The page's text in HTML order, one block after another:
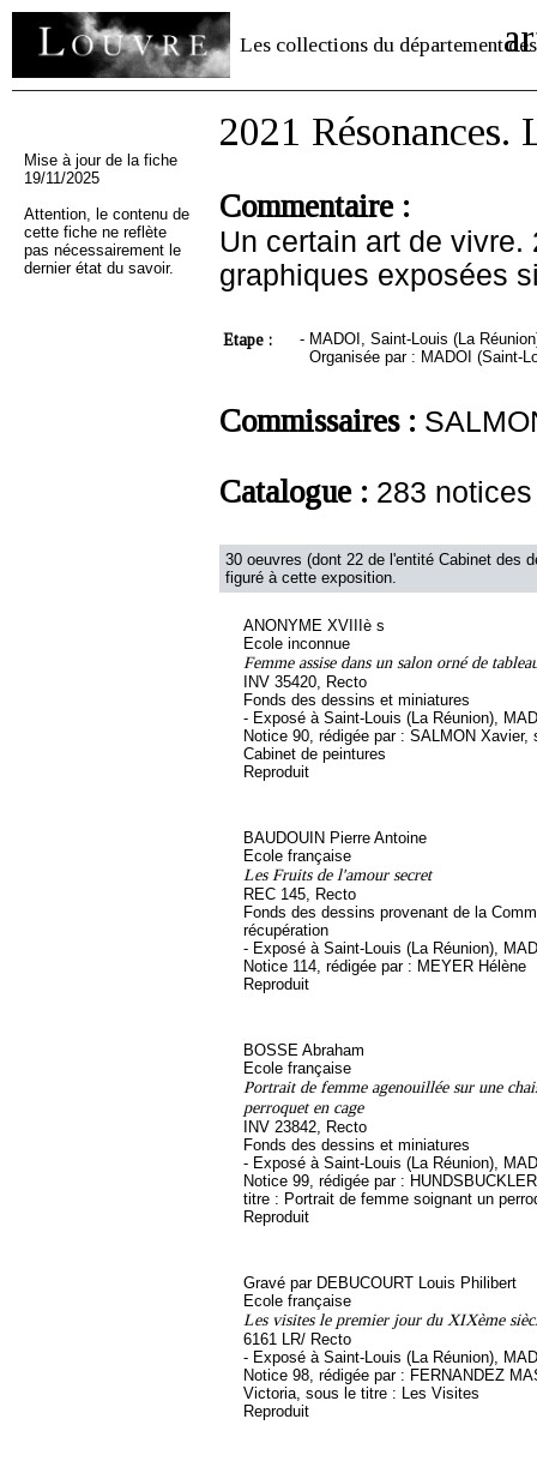
Les collections du département des
Mise à jour de la fiche
19/11/2025
Attention, le contenu de
cette fiche ne reflète
pas nécessairement le
dernier état du savoir.
2021
Commentaire :
Un certain art de
graphiques exposées
Etape : - MADOI, Saint-Louis (La
Organisée par : MADOI (Saint-
Commissaires :
Catalogue : 283 notices
30 oeuvres (dont 22 de l'entité Cabinet des
figuré à cette exposition.
ANONYME XVIIIè s
Ecole inconnue
Femme assise dans un salon orné de
INV 35420, Recto
Fonds des dessins et miniatures
- Exposé à Saint-Louis (La Réunion),
Notice 90, rédigée par : SALMON Xavier,
Cabinet de peintures
Reproduit
BAUDOUIN Pierre Antoine
Ecole française
Les Fruits de l'amour secret
REC 145, Recto
Fonds des dessins provenant de la
récupération
- Exposé à Saint-Louis (La Réunion),
Notice 114, rédigée par : MEYER Hélène
Reproduit
BOSSE Abraham
Ecole française
Portrait de femme agenouillée sur une
perroquet en cage
INV 23842, Recto
Fonds des dessins et miniatures
- Exposé à Saint-Louis (La Réunion),
Notice 99, rédigée par :
titre : Portrait de femme soignant un
Reproduit
Gravé par DEBUCOURT Louis Philibert
Ecole française
Les visites le premier jour du XIXème
6161 LR/ Recto
- Exposé à Saint-Louis (La Réunion),
Notice 98, rédigée par : FERNANDEZ
Victoria, sous le titre : Les Visites
Reproduit